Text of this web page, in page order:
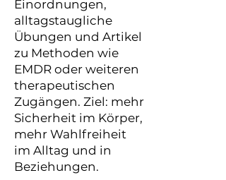
Einordnungen,
alltagstaugliche
Übungen und Artikel
zu Methoden wie
EMDR oder weiteren
therapeutischen
Zugängen. Ziel: mehr
Sicherheit im Körper,
mehr Wahlfreiheit
im Alltag und in
Beziehungen.